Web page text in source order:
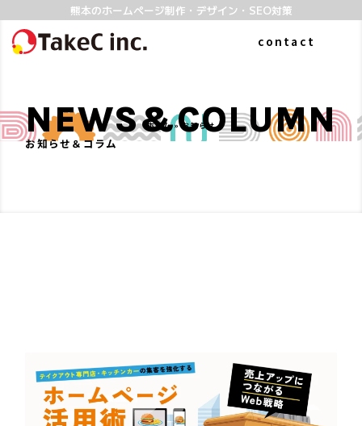
熊本のホームページ制作・デザイン・SEO対策
contact
SEO対策&MEO対策
Web広告
お知らせ&コラム
NEWS&COLUMN
お知らせ＆コラム
ホーム» お知らせ